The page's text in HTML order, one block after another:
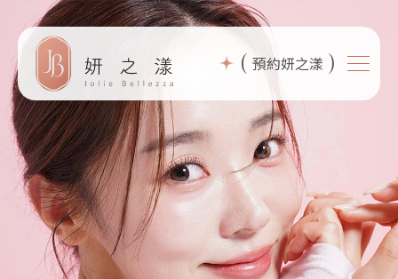
( 預約妍之漾 )